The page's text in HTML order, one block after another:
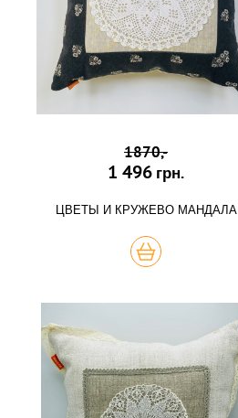
1870,-
1 496 грн.
ЦВЕТЫ И КРУЖЕВО МАНДАЛА
КУПИТЬ